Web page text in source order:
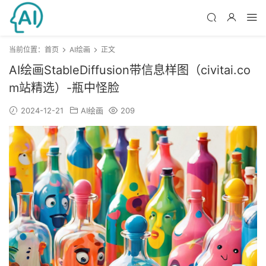
当前位置： 首页 AI绘画 正文
AI绘画StableDiffusion带信息样图（civitai.co
m站精选）-瓶中怪脸
2024-12-21 AI绘画 209